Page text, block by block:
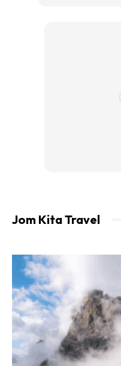
duduk premier dan
“Tiket akan dijual pada
bermula RM55 sehingga
cenderahati juga akan
membuat perjalanan
Dalam kenyataan sama,
Jom Kita Travel